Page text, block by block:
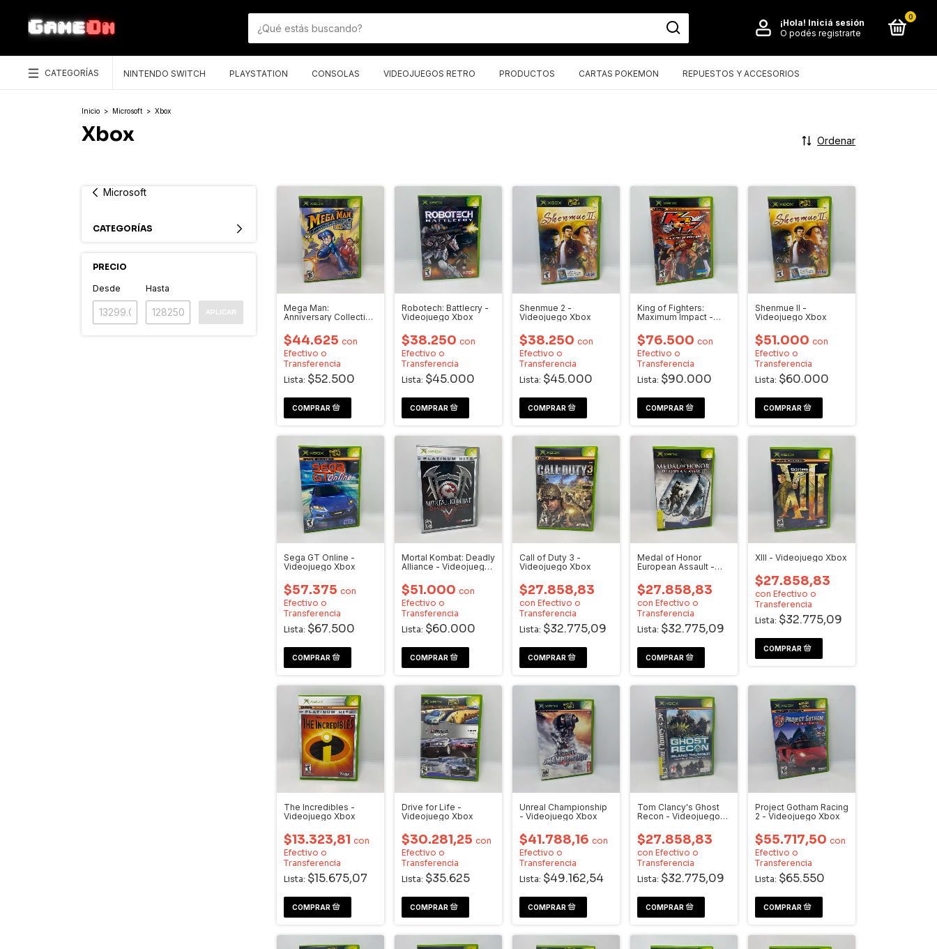
¡Hola! Iniciá sesión
O podés registrarte
0
CATEGORÍAS NINTENDO SWITCH PLAYSTATION CONSOLAS VIDEOJUEGOS RETRO PRODUCTOS CARTAS POKEMON REPUESTOS Y ACCESORIOS
Inicio > Microsoft > Xbox
Xbox Ordenar
Microsoft
CATEGORÍAS
PRECIO
Desde Hasta
APLICAR
Mega Man:
Anniversary Collection
$44.625 con
Efectivo o
Transferencia
Lista: $52.500
Robotech: Battlecry -
Videojuego Xbox
$38.250 con
Efectivo o
Transferencia
Lista: $45.000
Shenmue 2 -
Videojuego Xbox
$38.250 con
Efectivo o
Transferencia
Lista: $45.000
King of Fighters:
Maximum Impact -
$76.500 con
Efectivo o
Transferencia
Lista: $90.000
Shenmue II -
Videojuego Xbox
$51.000 con
Efectivo o
Transferencia
Lista: $60.000
Sega GT Online -
Videojuego Xbox
$57.375 con
Efectivo o
Transferencia
Lista: $67.500
Mortal Kombat: Deadly
Alliance - Videojuego
$51.000 con
Efectivo o
Transferencia
Lista: $60.000
Call of Duty 3 -
Videojuego Xbox
$27.858,83
con Efectivo o
Transferencia
Lista: $32.775,09
Medal of Honor
European Assault -
$27.858,83
con Efectivo o
Transferencia
Lista: $32.775,09
XIII - Videojuego Xbox
$27.858,83
con Efectivo o
Transferencia
Lista: $32.775,09
The Incredibles -
Videojuego Xbox
$13.323,81 con
Efectivo o
Transferencia
Lista: $15.675,07
Drive for Life -
Videojuego Xbox
$30.281,25 con
Efectivo o
Transferencia
Lista: $35.625
Unreal Championship
- Videojuego Xbox
$41.788,16 con
Efectivo o
Transferencia
Lista: $49.162,54
Tom Clancy's Ghost
Recon - Videojuego
$27.858,83
con Efectivo o
Transferencia
Lista: $32.775,09
Project Gotham Racing
2 - Videojuego Xbox
$55.717,50 con
Efectivo o
Transferencia
Lista: $65.550